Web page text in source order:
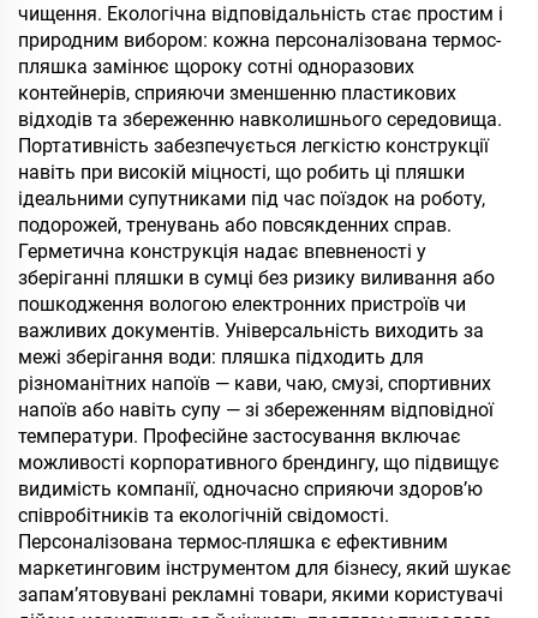
чищення. Екологічна відповідальність стає простим і
природним вибором: кожна персоналізована термос-
пляшка замінює щороку сотні одноразових
контейнерів, сприяючи зменшенню пластикових
відходів та збереженню навколишнього середовища.
Портативність забезпечується легкістю конструкції
навіть при високій міцності, що робить ці пляшки
ідеальними супутниками під час поїздок на роботу,
подорожей, тренувань або повсякденних справ.
Герметична конструкція надає впевненості у
зберіганні пляшки в сумці без ризику виливання або
пошкодження вологою електронних пристроїв чи
важливих документів. Універсальність виходить за
межі зберігання води: пляшка підходить для
різноманітних напоїв — кави, чаю, смузі, спортивних
напоїв або навіть супу — зі збереженням відповідної
температури. Професійне застосування включає
можливості корпоративного брендингу, що підвищує
видимість компанії, одночасно сприяючи здоров’ю
співробітників та екологічній свідомості.
Персоналізована термос-пляшка є ефективним
маркетинговим інструментом для бізнесу, який шукає
запам’ятовувані рекламні товари, якими користувачі